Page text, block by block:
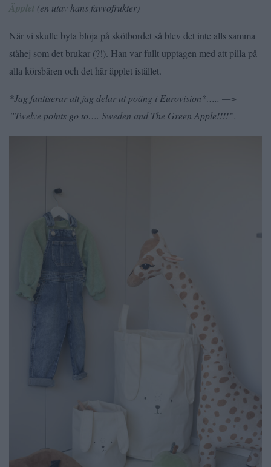
Äpplet (en utav hans favvofrukter)
När vi skulle byta blöja på skötbordet så blev det inte alls samma
ståhej som det brukar (?!). Han var fullt upptagen med att pilla på
alla körsbären och det här äpplet istället.
*Jag fantiserar att jag delar ut poäng i Eurovision*….. —>
”Twelve points go to…. Sweden and The Green Apple!!!!”.